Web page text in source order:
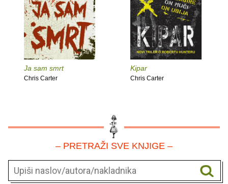
Ja sam smrt
Chris Carter
Kipar
Chris Carter
– PRETRAŽI SVE KNJIGE –